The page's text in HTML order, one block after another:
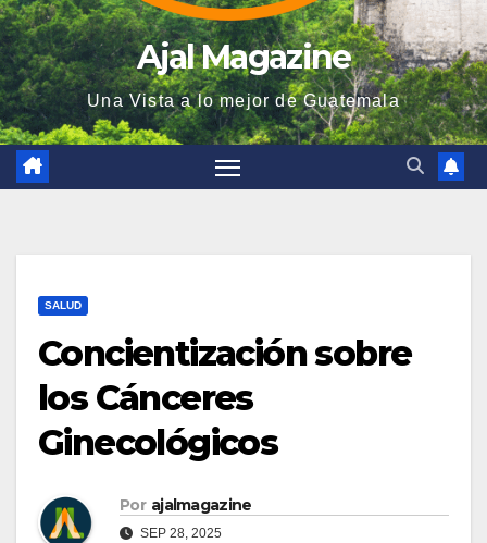
Ajal Magazine
Una Vista a lo mejor de Guatemala
SALUD
Concientización sobre
los Cánceres
Ginecológicos
Por ajalmagazine
SEP 28, 2025